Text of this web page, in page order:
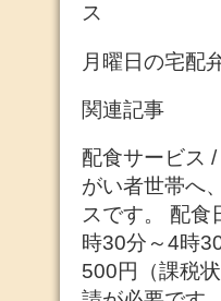
ス
月曜日の宅配
関連記事
配食サービス
がい者世帯へ
スです。 配食
時30分～4時
500円（課税